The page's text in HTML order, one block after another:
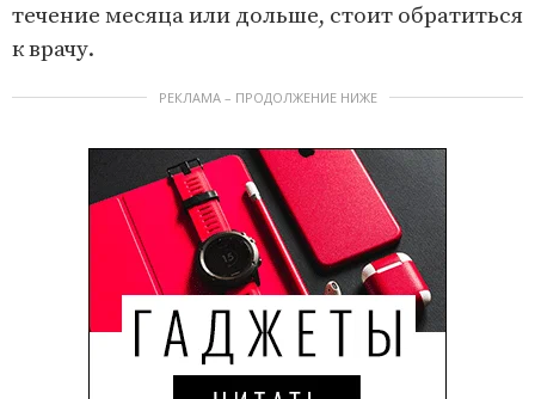
течение месяца или дольше, стоит обратиться
к врачу.
РЕКЛАМА – ПРОДОЛЖЕНИЕ НИЖЕ